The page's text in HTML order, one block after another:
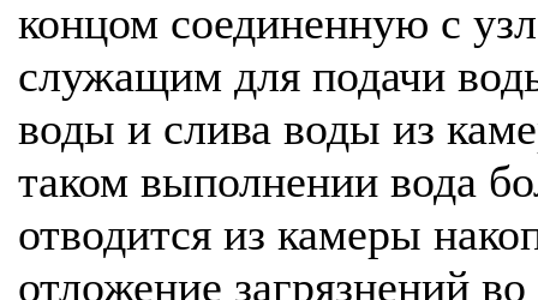
концом соединенную с
служащим для подачи
воды и слива воды из
таком выполнении вода
отводится из камеры
отложение загрязнений